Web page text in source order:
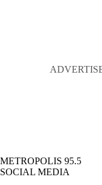
METROPOLIS 95.5
SOCIAL MEDIA